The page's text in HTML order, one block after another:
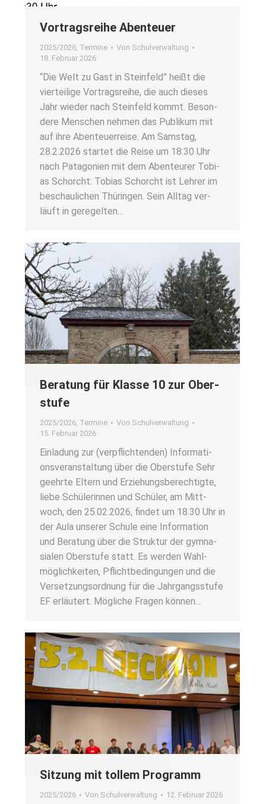
Vor­trags­rei­he Aben­teu­er
2025/2026, Termine Von Schulverwaltung
18. Februar 2026
“Die Welt zu Gast in Stein­feld” heißt die
vier­tei­li­ge Vor­trags­rei­he, die auch die­ses
Jahr wie­der nach Stein­feld kommt. Beson­
de­re Men­schen neh­men das Publi­kum mit
auf ihre Aben­teu­er­rei­se. Am Sams­tag,
28.2.2026 star­tet die Rei­se um 18:30 Uhr
nach Pata­go­ni­en mit dem Aben­teu­rer Tobi­
as Schorcht: Tobi­as Schorcht ist Leh­rer im
beschau­li­chen Thü­rin­gen. Sein All­tag ver­
läuft in gere­gel­ten…
Bera­tung für Klas­se 10 zur Ober­
stu­fe
2025/2026 Termine Von Schulverwaltung
15. Februar 2026
Ein­la­dung zur (ver­pflich­ten­den) Infor­ma­ti­
ons­ver­an­stal­tung über die Ober­stu­fe Sehr
geehr­te Eltern und Erzie­hungs­be­rech­tig­te,
lie­be Schü­le­rin­nen und Schü­ler, am Mitt­
woch, den 25.02.2026, fin­det um 18.30 Uhr in
der Aula unse­rer Schu­le eine Infor­ma­ti­on
und Bera­tung über die Struk­tur der gym­na­
sia­len Ober­stu­fe statt. Es wer­den Wahl­
mög­lich­kei­ten, Pflicht­be­din­gun­gen und die
Ver­set­zungs­ord­nung für die Jahr­gangs­stu­fe
EF erläu­tert. Mög­li­che Fra­gen kön­nen…
Sit­zung mit tol­lem Pro­gramm
2025/2026 Von Schulverwaltung 12. Februar 2026